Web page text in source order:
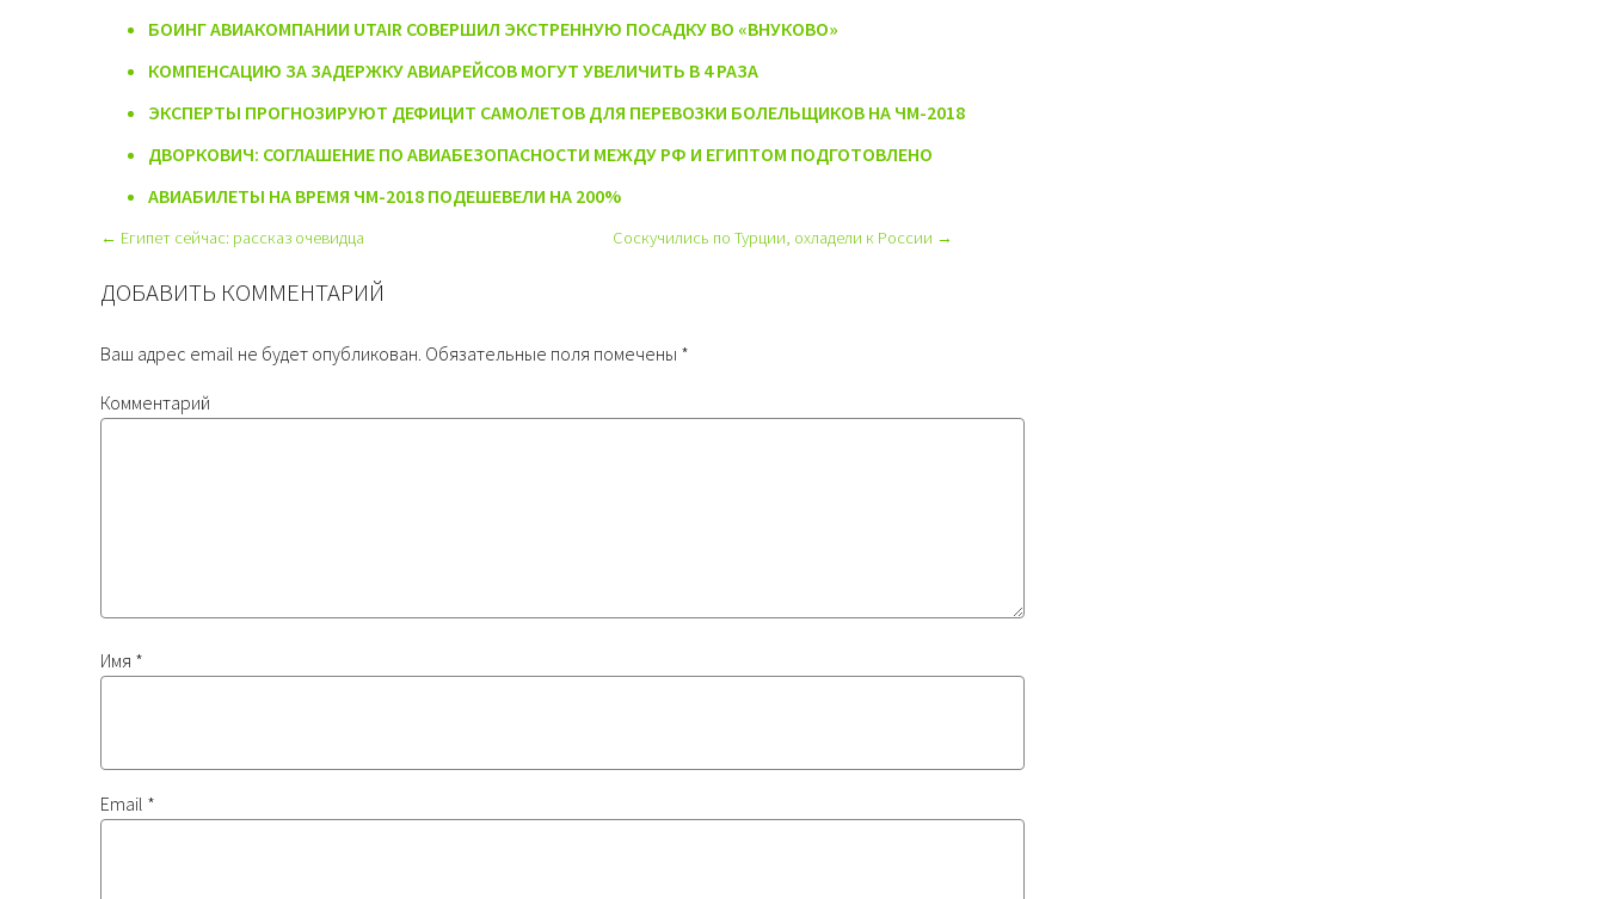
БОИНГ АВИАКОМПАНИИ UTAIR СОВЕРШИЛ ЭКСТРЕННУЮ ПОСАДКУ ВО «ВНУКОВО»
КОМПЕНСАЦИЮ ЗА ЗАДЕРЖКУ АВИАРЕЙСОВ МОГУТ УВЕЛИЧИТЬ В 4 РАЗА
ЭКСПЕРТЫ ПРОГНОЗИРУЮТ ДЕФИЦИТ САМОЛЕТОВ ДЛЯ ПЕРЕВОЗКИ БОЛЕЛЬЩИКОВ НА ЧМ-2018
ДВОРКОВИЧ: СОГЛАШЕНИЕ ПО АВИАБЕЗОПАСНОСТИ МЕЖДУ РФ И ЕГИПТОМ ПОДГОТОВЛЕНО
АВИАБИЛЕТЫ НА ВРЕМЯ ЧМ-2018 ПОДЕШЕВЕЛИ НА 200%
← Египет сейчас: рассказ очевидца Соскучились по Турции, охладели к России →
ДОБАВИТЬ КОММЕНТАРИЙ
Ваш адрес email не будет опубликован. Обязательные поля помечены *
Комментарий
Имя *
Email *